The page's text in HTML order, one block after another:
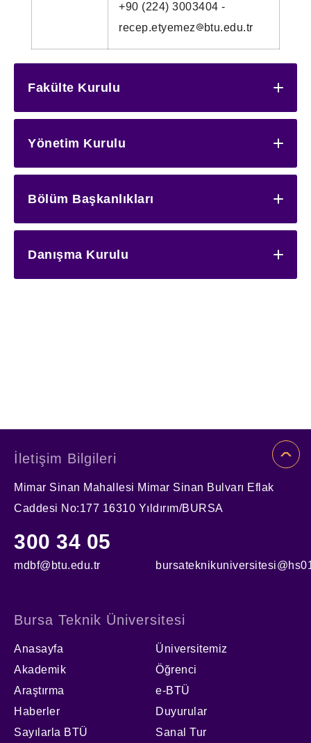
+90 (224) 3003404 -
recep.etyemez
btu.edu.tr
Fakülte Kurulu
Yönetim Kurulu
Bölüm Başkanlıkları
Danışma Kurulu
İletişim Bilgileri
Mimar Sinan Mahallesi Mimar Sinan Bulvarı Eflak
Caddesi No:177 16310 Yıldırım/BURSA
300 34 05
mdbf@btu.edu.tr
Bursa Teknik Üniversitesi
Anasayfa
Üniversitemiz
Akademik
Öğrenci
Araştırma
e-BTÜ
Haberler
Duyurular
Sayılarla BTÜ
Sanal Tur